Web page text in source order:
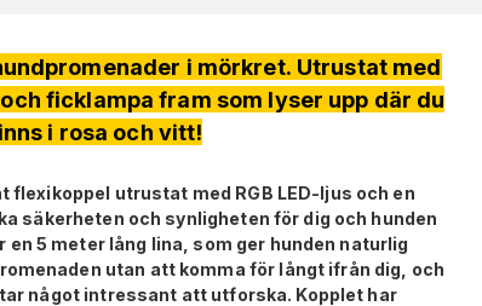
i mörkret. Utrustat med
ficklampa fram som lyser upp där du
i rosa och vitt!
utrustat med RGB LED-ljus och en
säkerheten och synligheten för dig och hunden
5 meter lång lina, som ger hunden naturlig
utan att komma för långt ifrån dig, och
något intressant att utforska. Kopplet har